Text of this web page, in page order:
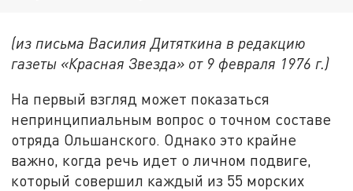
(из письма Василия Дитяткина в редакцию
газеты «Красная Звезда» от 9 февраля 1976 г.)
На первый взгляд может показаться
непринципиальным вопрос о точном составе
отряда Ольшанского. Однако это крайне
важно, когда речь идет о личном подвиге,
который совершил каждый из 55 морских